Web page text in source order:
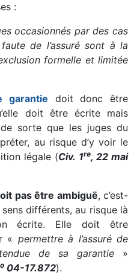
:
occasionnés par des cas
de l’assuré sont à la
formelle et limitée
garantie doit donc être
doit être écrite mais
sorte que les juges du
au risque d’y voir le
légale (Civ. 1re, 22 mai
pas être ambiguë, c’est-
différents, au risque là
écrite. Elle doit être
« permettre à l’assuré de
de sa garantie »
o 04-17.872).